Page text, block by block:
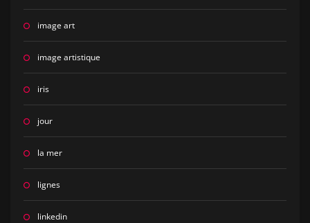
image art
image artistique
iris
jour
la mer
lignes
linkedin